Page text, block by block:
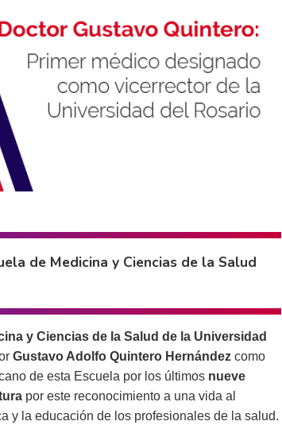
de Medicina y Ciencias de la Salud
y Ciencias de la Salud de la Universidad
Gustavo Adolfo Quintero Hernández como
de esta Escuela por los últimos nueve
por este reconocimiento a una vida al
y la educación de los profesionales de la salud.